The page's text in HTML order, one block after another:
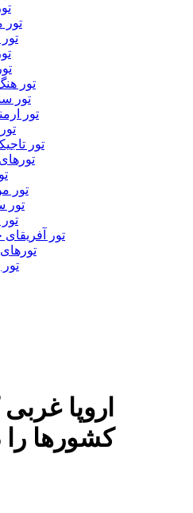
تور
تور
تور
تور
تور
تور
تور
تور آفریقای
تور
اروپا
کشورها را